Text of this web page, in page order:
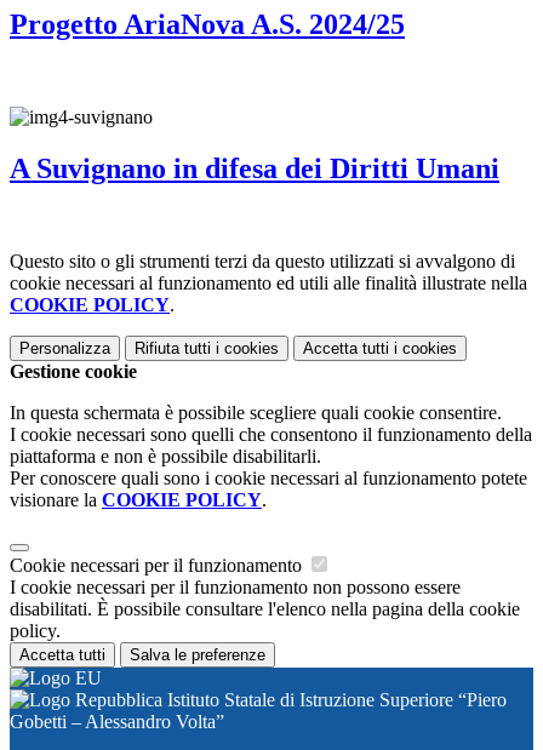
Progetto AriaNova A.S. 2024/25
A Suvignano in difesa dei Diritti Umani
Questo sito o gli strumenti terzi da questo utilizzati si avvalgono di
cookie necessari al funzionamento ed utili alle finalità illustrate nella
COOKIE POLICY.
Personalizza Rifiuta tutti i cookies Accetta tutti i cookies
Gestione cookie
In questa schermata è possibile scegliere quali cookie consentire.
I cookie necessari sono quelli che consentono il funzionamento della
piattaforma e non è possibile disabilitarli.
Per conoscere quali sono i cookie necessari al funzionamento potete
visionare la COOKIE POLICY.
Cookie necessari per il funzionamento
I cookie necessari per il funzionamento non possono essere
disabilitati. È possibile consultare l'elenco nella pagina della cookie
policy.
Accetta tutti Salva le preferenze
Istituto Statale di Istruzione Superiore “Piero
Gobetti – Alessandro Volta”